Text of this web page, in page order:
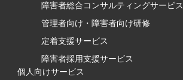
障害者総合コンサルティングサービス
管理者向け・障害者向け研修
定着支援サービス
障害者採用支援サービス
個人向けサービス